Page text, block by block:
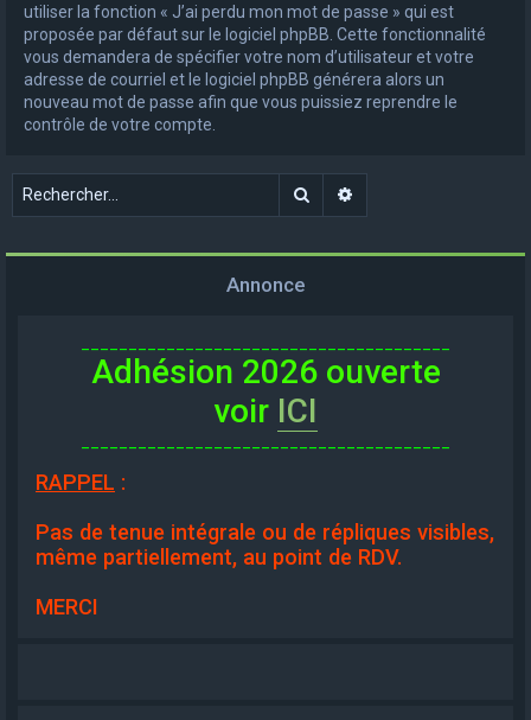
utiliser la fonction « J’ai perdu mon mot de passe » qui est
proposée par défaut sur le logiciel phpBB. Cette fonctionnalité
vous demandera de spécifier votre nom d’utilisateur et votre
adresse de courriel et le logiciel phpBB générera alors un
nouveau mot de passe afin que vous puissiez reprendre le
contrôle de votre compte.
Rechercher
Annonce
Adhésion 2026 ouverte
voir ICI
RAPPEL :
Pas de tenue intégrale ou de répliques visibles,
même partiellement, au point de RDV.
MERCI